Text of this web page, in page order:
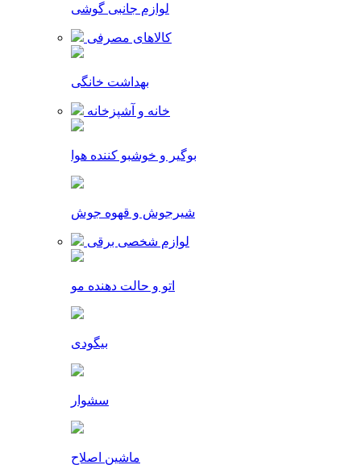
لوازم جانبی گوشی
کالاهای مصرفی
بهداشت خانگی
خانه و آشپزخانه
بوگیر و خوشبو کننده هوا
شیرجوش و قهوه جوش
لوازم شخصی برقی
اتو و حالت دهنده مو
بیگودی
سشوار
ماشین اصلاح